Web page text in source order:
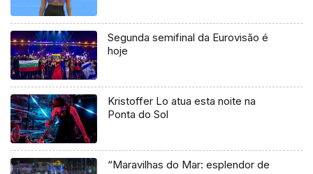
Segunda semifinal da Eurovisão é
hoje
Kristoffer Lo atua esta noite na
Ponta do Sol
“Maravilhas do Mar: esplendor de